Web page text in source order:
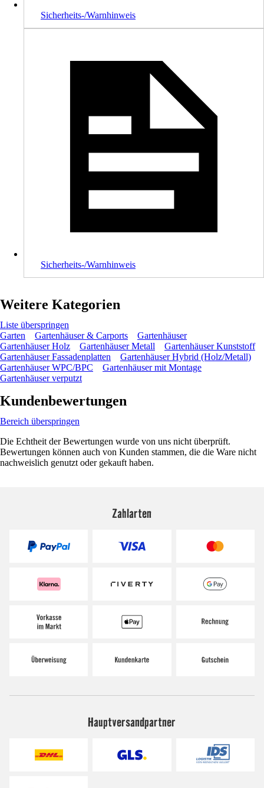
Sicherheits-/Warnhinweis
Sicherheits-/Warnhinweis
Weitere Kategorien
Liste überspringen
Garten
Gartenhäuser & Carports
Gartenhäuser
Gartenhäuser Holz
Gartenhäuser Metall
Gartenhäuser Kunststoff
Gartenhäuser Fassadenplatten
Gartenhäuser Hybrid (Holz/Metall)
Gartenhäuser WPC/BPC
Gartenhäuser mit Montage
Gartenhäuser verputzt
Kundenbewertungen
Bereich überspringen
Die Echtheit der Bewertungen wurde von uns nicht überprüft.
Bewertungen können auch von Kunden stammen, die die Ware nicht
nachweislich genutzt oder gekauft haben.
Zahlarten
Hauptversandpartner